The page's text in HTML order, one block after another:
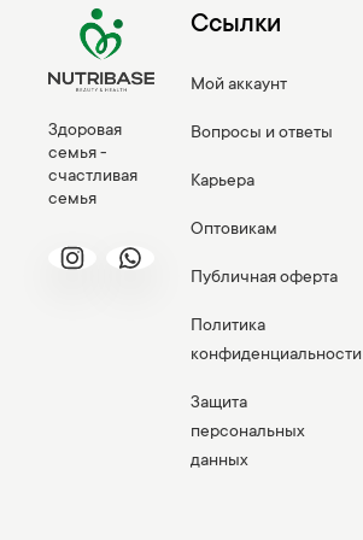
Здоровая
семья -
счастливая
семья
Ссылки
Мой аккаунт
Вопросы и ответы
Карьера
Оптовикам
Публичная оферта
Политика
конфиденциальности
Защита
персональных
данных